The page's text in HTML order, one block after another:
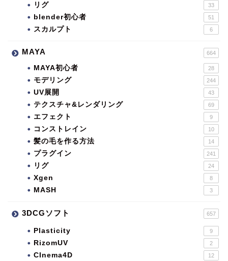
リグ 33
blender初心者 51
スカルプト 6
MAYA 664
MAYA初心者 28
モデリング 244
UV展開 43
テクスチャ&レンダリング 69
エフェクト 9
コンストレイン 10
髪の毛を作る方法 14
プラグイン 241
リグ 24
Xgen 8
MASH 3
3DCGソフト 657
Plasticity 9
RizomUV 2
CInema4D 12